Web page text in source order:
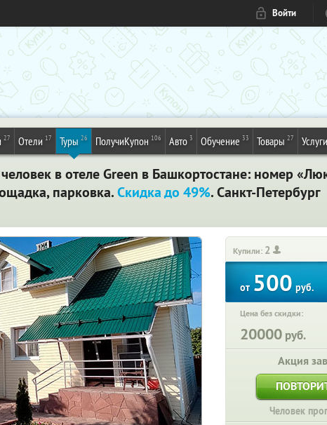
Войти
27 Отели 17 Туры 26 ПолучиКупон 106 Авто 3 Обучение 33 Товары 27 Услуги
в отеле Green в Башкортостане: номер
парковка.Скидка до 49%. Санкт-Петербург
Купили: 2
от500руб.
Цена без скидки:
20000 руб.
Акция
Человек